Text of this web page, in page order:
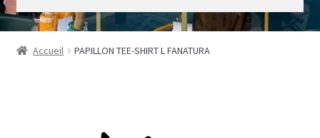
Boutique
Accueil PAPILLON TEE-SHIRT L FANATURA